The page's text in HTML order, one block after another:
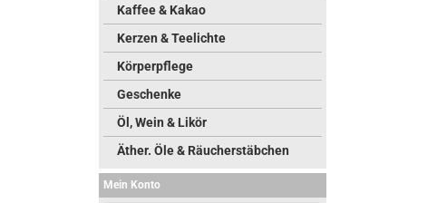
Kaffee & Kakao
Kerzen & Teelichte
Körperpflege
Geschenke
Öl, Wein & Likör
Äther. Öle & Räucherstäbchen
Mein Konto